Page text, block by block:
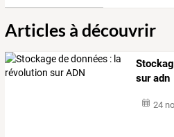
Articles à découvrir
sur adn
24